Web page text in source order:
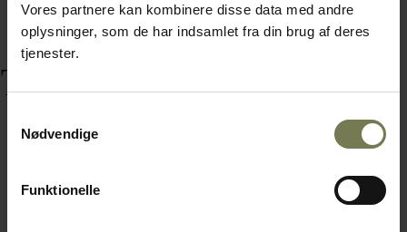
Vores partnere kan kombinere disse data med andre
oplysninger, som de har indsamlet fra din brug af deres
tjenester.
Nødvendige
Funktionelle
Tilbehør